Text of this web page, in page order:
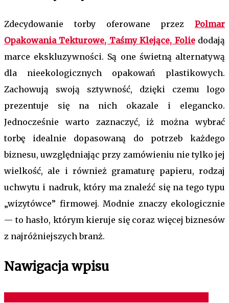
Zdecydowanie torby oferowane przez Polmar
Opakowania Tekturowe, Taśmy Klejące, Foliedodają
marce ekskluzywności. Są one świetną alternatywą
dla nieekologicznych opakowań plastikowych.
Zachowują swoją sztywność, dzięki czemu logo
prezentuje się na nich okazale i elegancko.
Jednocześnie warto zaznaczyć, iż można wybrać
torbę idealnie dopasowaną do potrzeb każdego
biznesu, uwzględniając przy zamówieniu nie tylko jej
wielkość, ale i również gramaturę papieru, rodzaj
uchwytu i nadruk, który ma znaleźć się na tego typu
„wizytówce” firmowej. Modnie znaczy ekologicznie
— to hasło, którym kieruje się coraz więcej biznesów
z najróżniejszych branż.
Nawigacja wpisu